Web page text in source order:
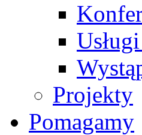
Projekty
Pomagamy